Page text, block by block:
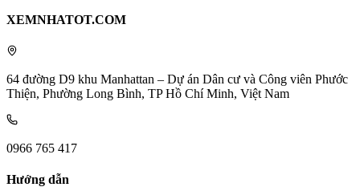
XEMNHATOT.COM
64 đường D9 khu Manhattan – Dự án Dân cư và Công viên Phước
Thiện, Phường Long Bình, TP Hồ Chí Minh, Việt Nam
0966 765 417
Hướng dẫn